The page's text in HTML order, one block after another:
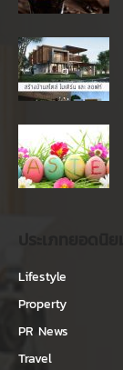
Lifestyle
Property
PR News
Travel